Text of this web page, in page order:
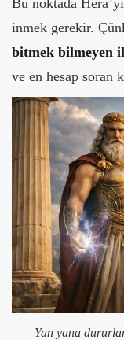
inmek gerekir.
bitmek bilmeyen
ve en hesap soran
Yan yana